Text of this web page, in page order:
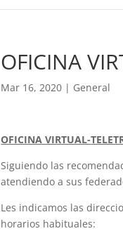
OFICINA
Mar 16, 2020 | General
OFICINA VIRTUAL-
Siguiendo las
atendiendo a sus
Les indicamos las
horarios habituales: